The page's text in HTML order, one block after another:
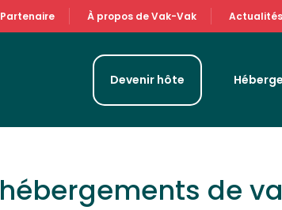
À propos de Vak-Vak Actualités
Devenir hôte
de